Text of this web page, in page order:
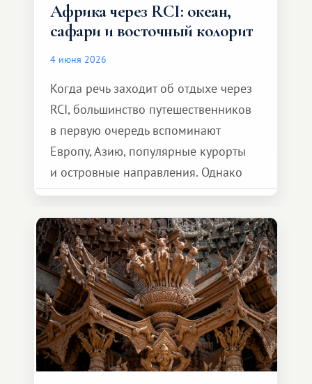
Африка через RCI: океан,
сафари и восточный колорит
4 июня 2026
Когда речь заходит об отдыхе через
RCI, большинство путешественников
в первую очередь вспоминают
Европу, Азию, популярные курорты
и островные направления. Однако
возможности обменной системы
значительно шире. Среди них есть
и Африка — континент, который
способен подарить совершенно иной
формат путешествия.